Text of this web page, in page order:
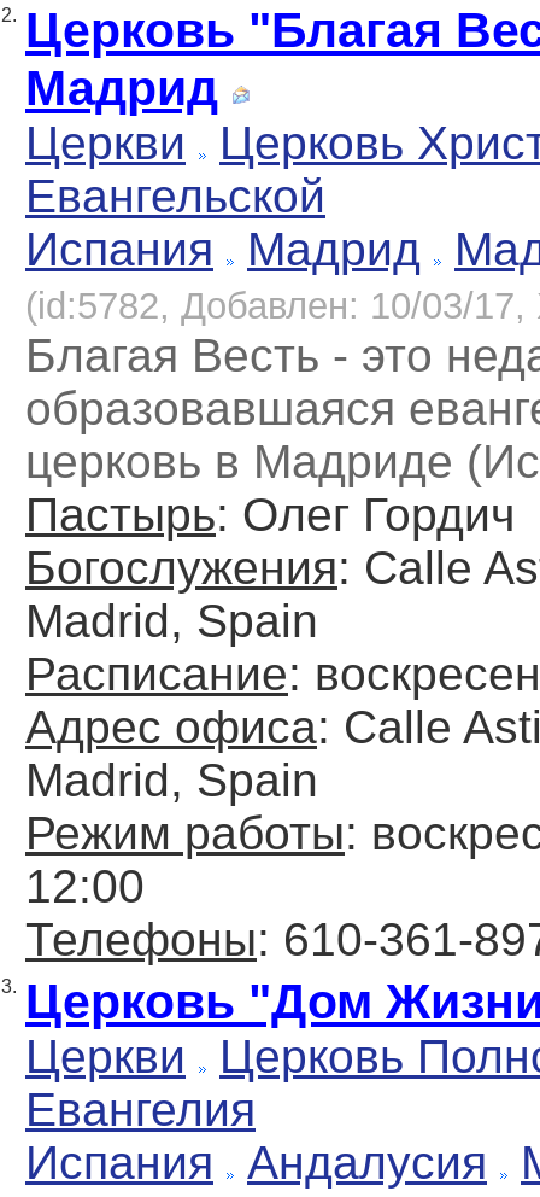
2. Церковь "Благая
Мадрид
Церкви
Церковь
Евангельской
Испания
Мадрид
(id:5782, Добавлен: 10/03/17,
Благая Весть - это
образовавшаяся
церковь в Мадриде
Пастырь: Олег Гордич
Богослужения: Calle
Madrid, Spain
Расписание:
Адрес офиса: Calle
Madrid, Spain
Режим работы:
12:00
Телефоны: 610-361-
3. Церковь "Дом
Церкви
Церковь
Евангелия
Испания
Андалусия